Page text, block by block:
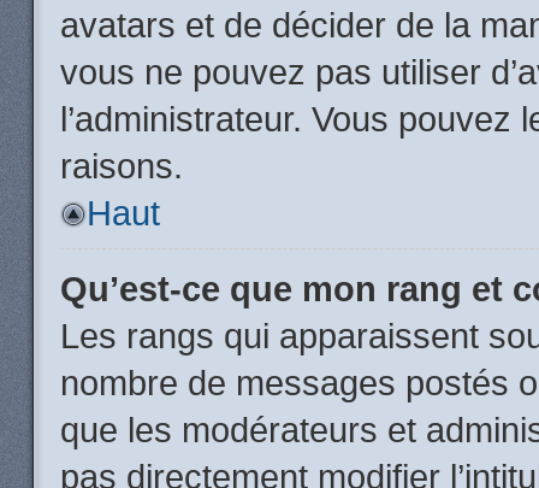
avatars et de décider de la
vous ne pouvez pas utiliser
l’administrateur. Vous
raisons.
Haut
Qu’est-ce que mon rang et
Les rangs qui apparaissent
nombre de messages postés
que les modérateurs et
pas directement modifier